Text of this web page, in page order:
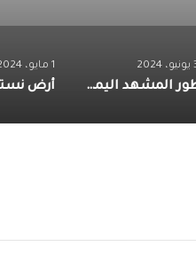
تطور المشهد اليمني في ضوء التغيرات الإقليمية والدولية
1 مايو، 2024